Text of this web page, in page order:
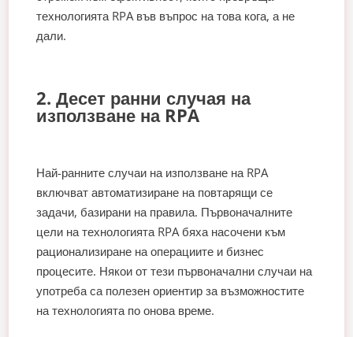
технологията RPA във въпрос на това кога, а не
дали.
2. Десет ранни случая на
използване на RPA
Най-ранните случаи на използване на RPA
включват автоматизиране на повтарящи се
задачи, базирани на правила. Първоначалните
цели на технологията RPA бяха насочени към
рационализиране на операциите и бизнес
процесите. Някои от тези първоначални случаи на
употреба са полезен ориентир за възможностите
на технологията по онова време.